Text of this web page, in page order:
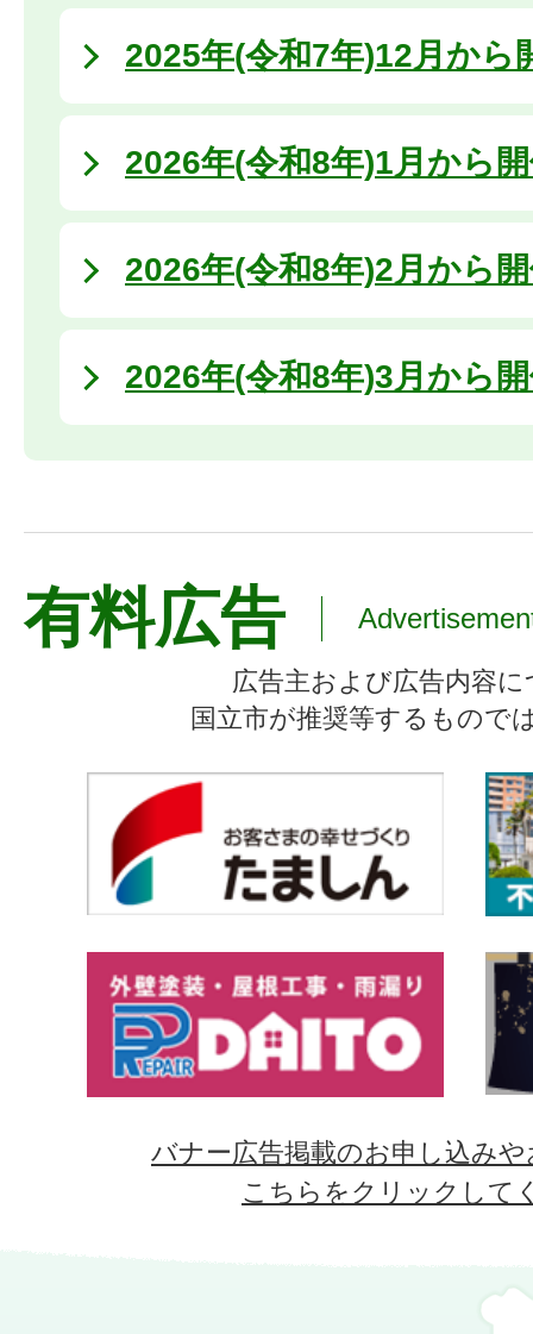
2025年(令和7年)12月から
2026年(令和8年)1月から
2026年(令和8年)2月から
2026年(令和8年)3月から
有料広告
広告主および広告内容
国立市が推奨等するもので
バナー広告掲載のお申し込み
こちらをクリックして